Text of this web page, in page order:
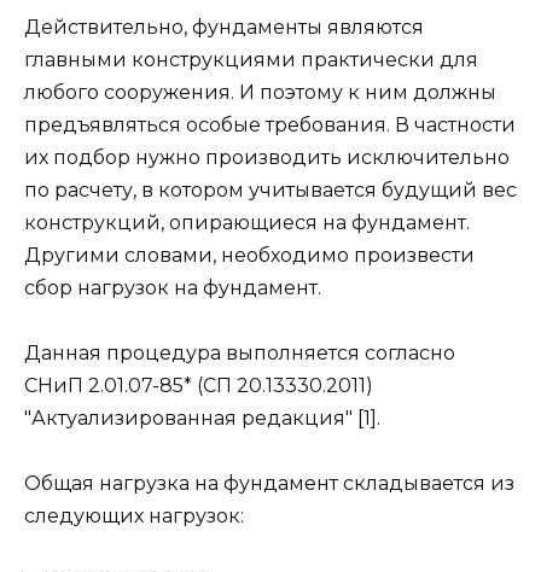
Действительно, фундаменты являются
главными конструкциями практически для
любого сооружения. И поэтому к ним должны
предъявляться особые требования. В частности
их подбор нужно производить исключительно
по расчету, в котором учитывается будущий вес
конструкций, опирающиеся на фундамент.
Другими словами, необходимо произвести
сбор нагрузок на фундамент.
Данная процедура выполняется согласно
СНиП 2.01.07-85* (СП 20.13330.2011)
"Актуализированная редакция" [1].
Общая нагрузка на фундамент складывается из
следующих нагрузок: